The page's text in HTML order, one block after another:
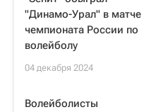
"Динамо-Урал" в матче
чемпионата России по
волейболу
04 декабря 2024
Волейболисты